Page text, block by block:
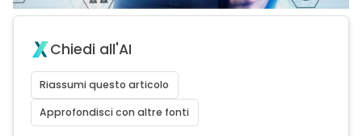
Chiedi all'AI
Riassumi questo articolo
Approfondisci con altre fonti